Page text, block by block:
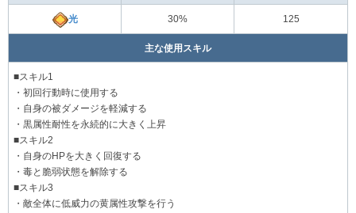
光 30% 125
主な使用スキル
■スキル1
・初回行動時に使用する
・自身の被ダメージを軽減する
・黒属性耐性を永続的に大きく上昇
■スキル2
・自身のHPを大きく回復する
・毒と脆弱状態を解除する
■スキル3
・敵全体に低威力の黄属性攻撃を行う